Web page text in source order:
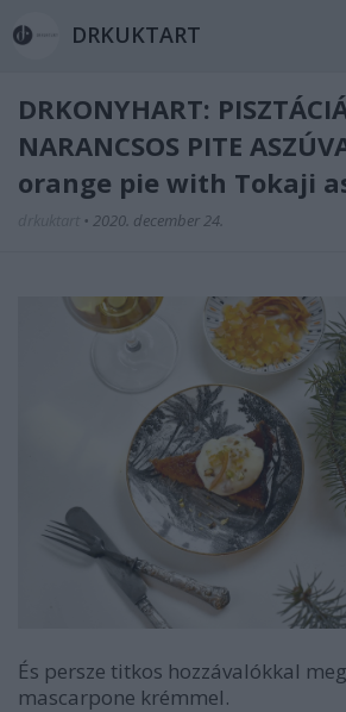
DRKUKTART
DRKONYHART:
NARANCSOS PITE
orange pie with Tokaji
• 2020. december 24.
És persze titkos hozzávalókkal
mascarpone krémmel.